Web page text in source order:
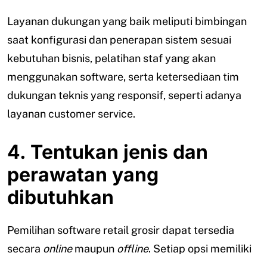
Layanan dukungan yang baik meliputi bimbingan
saat konfigurasi dan penerapan sistem sesuai
kebutuhan bisnis, pelatihan staf yang akan
menggunakan software, serta ketersediaan tim
dukungan teknis yang responsif, seperti adanya
layanan customer service.
4. Tentukan jenis dan
perawatan yang
dibutuhkan
Pemilihan software retail grosir dapat tersedia
secara onlinemaupun offline. Setiap opsi memiliki